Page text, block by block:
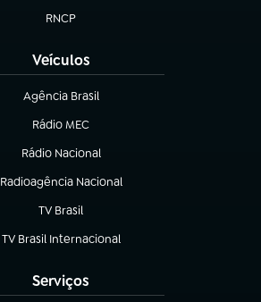
RNCP
(abre em nova aba)
Veículos
Agência Brasil
(abre em nova aba)
Rádio MEC
(abre em nova aba)
Rádio Nacional
Radioagência Nacional
(abre em nova aba)
TV Brasil
(abre em nova aba)
TV Brasil Internacional
(abre em nova aba)
Serviços